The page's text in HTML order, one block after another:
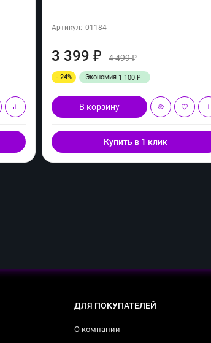
Артикул: 01184
3 399₽ 4 499₽
- 24% Экономия 1 100₽
В корзину
Купить в 1 клик
ДЛЯ ПОКУПАТЕЛЕЙ
О компании